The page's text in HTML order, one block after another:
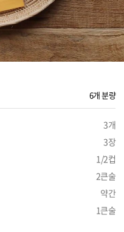
6개 분량
3개
3장
1/2컵
2큰술
약간
1큰술